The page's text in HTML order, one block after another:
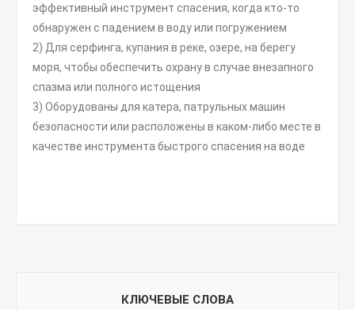
эффективный инструмент спасения, когда кто-то
обнаружен с падением в воду или погружением
2) Для серфинга, купания в реке, озере, на берегу
моря, чтобы обеспечить охрану в случае внезапного
спазма или полного истощения
3) Оборудованы для катера, патрульных машин
безопасности или расположены в каком-либо месте в
качестве инструмента быстрого спасения на воде
КЛЮЧЕВЫЕ СЛОВА